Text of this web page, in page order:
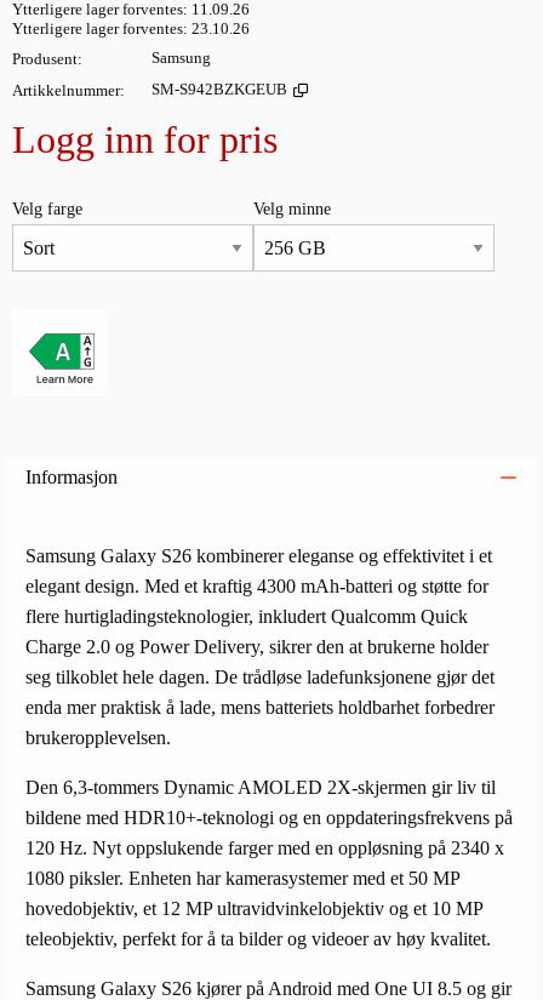
Ytterligere lager forventes 11.09.26
Ytterligere lager forventes 23.10.26
Produsent Samsung
Artikkelnummer SM-S942BZKGEUB
Logg inn for pris
Velg farge Velg minne
Informasjon
Samsung Galaxy S26 kombinerer eleganse og effektivitet i et
elegant design. Med et kraftig 4300 mAh-batteri og støtte for
flere hurtigladingsteknologier, inkludert Qualcomm Quick
Charge 2.0 og Power Delivery, sikrer den at brukerne holder
seg tilkoblet hele dagen. De trådløse ladefunksjonene gjør det
enda mer praktisk å lade, mens batteriets holdbarhet forbedrer
brukeropplevelsen.
Den 6,3-tommers Dynamic AMOLED 2X-skjermen gir liv til
bildene med HDR10+-teknologi og en oppdateringsfrekvens på
120 Hz. Nyt oppslukende farger med en oppløsning på 2340 x
1080 piksler. Enheten har kamerasystemer med et 50 MP
hovedobjektiv, et 12 MP ultravidvinkelobjektiv og et 10 MP
teleobjektiv, perfekt for å ta bilder og videoer av høy kvalitet.
Samsung Galaxy S26 kjører på Android med One UI 8.5 og gir